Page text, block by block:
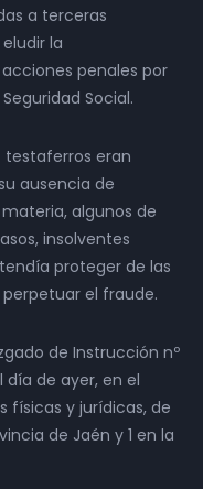
a terceras
la
penales por
Social.
testaferros eran
ausencia de
algunos de
insolventes
proteger de las
el fraude.
de Instrucción nº
de ayer, en el
físicas y jurídicas, de
de Jaén y 1 en la